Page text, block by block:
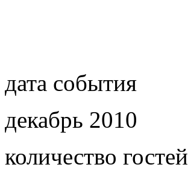
дата события
декабрь 2010
количество гостей